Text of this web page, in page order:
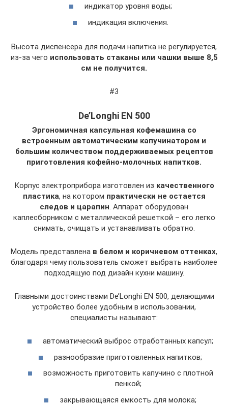
индикатор уровня воды;
индикация включения.
Высота диспенсера для подачи напитка не регулируется,
из-за чего использовать стаканы или чашки выше 8,5
см не получится.
#3
De’Longhi EN 500
Эргономичная капсульная кофемашина со
встроенным автоматическим капучинатором и
большим количеством поддерживаемых рецептов
приготовления кофейно-молочных напитков.
Корпус электроприбора изготовлен из качественного
пластика, на котором практически не остается
следов и царапин . Аппарат оборудован
каплесборником с металлической решеткой – его легко
снимать, очищать и устанавливать обратно.
Модель представлена в белом и коричневом оттенках,
благодаря чему пользователь сможет выбрать наиболее
подходящую под дизайн кухни машину.
Главными достоинствами De’Longhi EN 500, делающими
устройство более удобным в использовании,
специалисты называют:
автоматический выброс отработанных капсул;
разнообразие приготовленных напитков;
возможность приготовить капучино с плотной
пенкой;
закрывающаяся емкость для молока;